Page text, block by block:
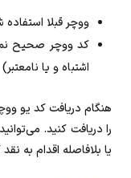
ووچر قبلا
کد ووچر صحیح
اشتباه و یا نامعتبر)
هنگام دریافت کد یو
را دریافت کنید.
یا بلافاصله اقدام به